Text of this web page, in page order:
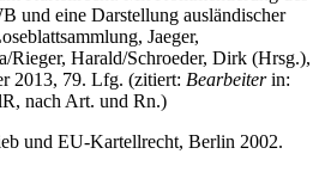
und eine Darstellung ausländischer
Jaeger,
Rieger, Harald/Schroeder, Dirk (Hrsg.),
2013, 79. Lfg. (zitiert: Bearbeiterin:
nach Art. und Rn.)
und EU-Kartellrecht, Berlin 2002.